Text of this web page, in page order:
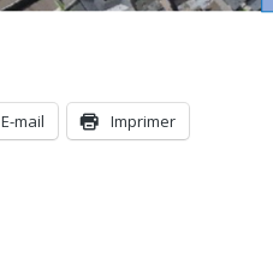
E-mail Imprimer